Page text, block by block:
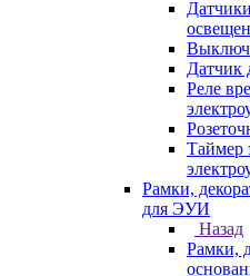
Датчик
Реле
Таймер
Рамки,
для ЭУИ
Назад
Рамки,